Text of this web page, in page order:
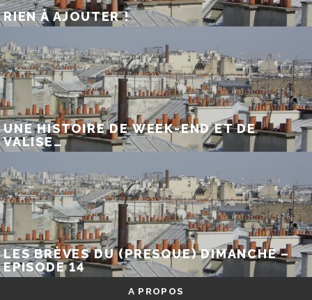
RIEN À AJOUTER !
UNE HISTOIRE DE WEEK-END ET DE
VALISE…
LES BRÈVES DU (PRESQUE) DIMANCHE –
EPISODE 14
A PROPOS